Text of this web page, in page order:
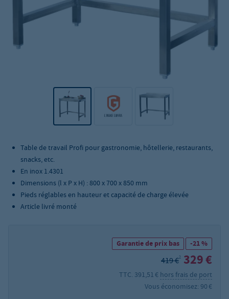
Table de travail Profi pour gastronomie, hôtellerie, restaurants,
snacks, etc.
En inox 1.4301
Dimensions (l x P x H) : 800 x 700 x 850 mm
Pieds réglables en hauteur et capacité de charge élevée
Article livré monté
Garantie de prix bas -21 %
419 €2 329 €
TTC. 391,51 € hors frais de port
Vous économisez: 90 €